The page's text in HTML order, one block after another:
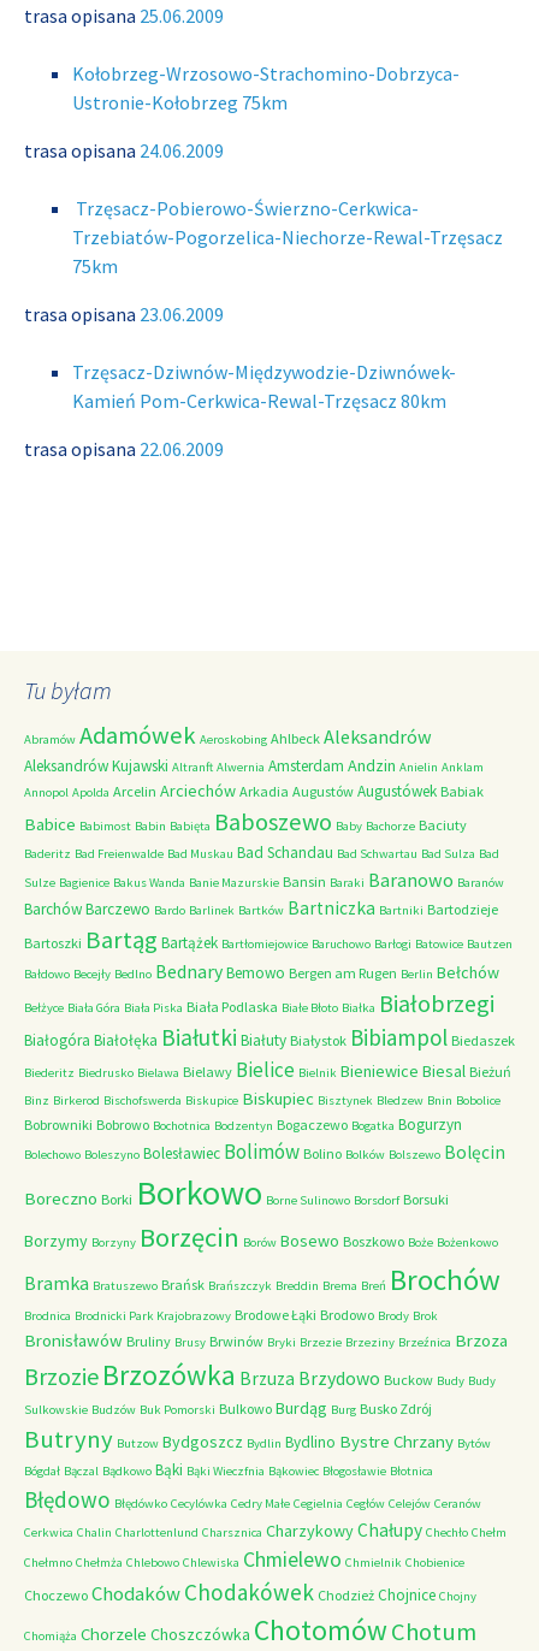
trasa opisana 25.06.2009
Kołobrzeg-Wrzosowo-Strachomino-Dobrzyca-
Ustronie-Kołobrzeg 75km
trasa opisana 24.06.2009
Trzęsacz-Pobierowo-Świerzno-Cerkwica-
Trzebiatów-Pogorzelica-Niechorze-Rewal-Trzęsacz
75km
trasa opisana 23.06.2009
Trzęsacz-Dziwnów-Międzywodzie-Dziwnówek-
Kamień Pom-Cerkwica-Rewal-Trzęsacz 80km
trasa opisana 22.06.2009
Tu byłam
Abramów Adamówek Aeroskobing Ahlbeck Aleksandrów
Aleksandrów Kujawski Altranft Alwernia Amsterdam Andzin Anielin Anklam
Annopol Apolda Arcelin Arciechów Arkadia Augustów Augustówek Babiak
Babice Babimost Babin Babięta Baboszewo Baby Bachorze Baciuty
Baderitz Bad Freienwalde Bad Muskau Bad Schandau Bad Schwartau Bad Sulza Bad
Sulze Bagienice Bakus Wanda Banie Mazurskie Bansin Baraki Baranowo Baranów
BarchówBarczewo Bardo Barlinek Bartków Bartniczka Bartniki Bartodzieje
Bartoszki Bartąg Bartążek Bartłomiejowice Baruchowo Barłogi Batowice Bautzen
Bałdowo Becejły Bedlno BednaryBemowo Bergen am Rugen Berlin Bełchów
Bełżyce Biała Góra Biała Piska Biała Podlaska Białe Błoto Białka Białobrzegi
Białogóra Białołęka Białutki Białuty Białystok Bibiampol Biedaszek
Biederitz Biedrusko Bielawa Bielawy Bielice Bielnik Bieniewice Biesal Bieżuń
Binz Birkerod Bischofswerda Biskupice Biskupiec Bisztynek Bledzew Bnin Bobolice
Bobrowniki Bobrowo Bochotnica Bodzentyn Bogaczewo Bogatka Bogurzyn
Bolechowo Boleszyno Bolesławiec Bolimów Bolino Bolków Bolszewo Bolęcin
Boreczno Borki Borkowo Borne Sulinowo Borsdorf Borsuki
Borzymy Borzyny Borzęcin Borów Bosewo Boszkowo Boże Bożenkowo
Bramka Bratuszewo Brańsk Brańszczyk Breddin Brema Breń Brochów
Brodnica Brodnicki Park Krajobrazowy Brodowe Łąki Brodowo Brody Brok
Bronisławów Bruliny Brusy Brwinów Bryki Brzezie Brzeziny Brzeźnica Brzoza
Brzozie Brzozówka Brzuza Brzydowo Buckow Budy Budy
Sulkowskie Budzów Buk Pomorski Bulkowo Burdąg Burg Busko Zdrój
Butryny Butzow Bydgoszcz Bydlin Bydlino Bystre Chrzany Bytów
Bógdał Bączal Bądkowo Bąki Bąki Wieczfnia Bąkowiec Błogosławie Błotnica
Błędowo Błędówko Cecylówka Cedry Małe Cegielnia Cegłów Celejów Ceranów
Cerkwica Chalin Charlottenlund Charsznica CharzykowyChałupy Chechło Chełm
Chełmno Chełmża Chlebowo Chlewiska Chmielewo Chmielnik Chobienice
Choczewo ChodakówChodakówek Chodzież Chojnice Chojny
Chomiąża Chorzele Choszczówka ChotomówChotum